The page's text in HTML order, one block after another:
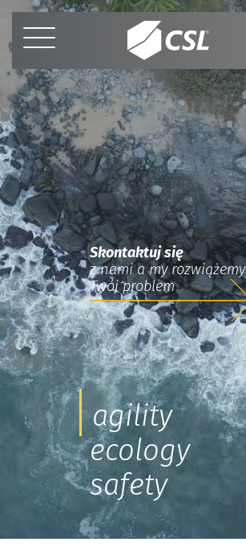
Skontaktuj się
z nami a my rozwiążemy
Twój problem
agility
ecology
safety